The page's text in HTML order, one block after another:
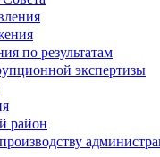
по результатам
экспертизы
район